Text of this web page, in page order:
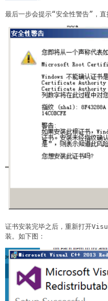
最后一步会提示“安全性警告”，直
证书安装完毕之后，重新打开
装。如下图：